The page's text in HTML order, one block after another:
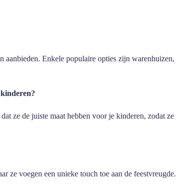
Enkele populaire opties zijn warenhuizen,
ze de juiste maat hebben voor je kinderen, zodat ze
ze voegen een unieke touch toe aan de feestvreugde.